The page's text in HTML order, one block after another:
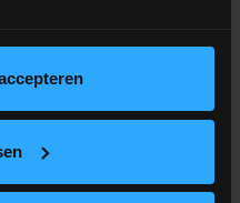
FAKRO gootstuk EHV-A
Standaard gootstuk voor pannen